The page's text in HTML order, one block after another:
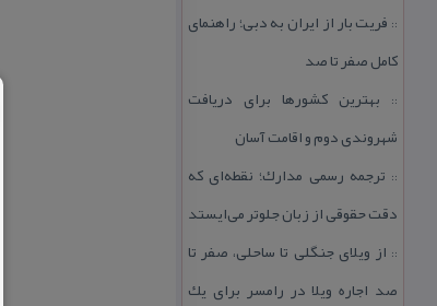
:: فریت بار از ایران به دبی؛ راهنمای
كامل صفر تا صد
:: بهترین كشورها برای دریافت
شهروندی دوم و اقامت آسان
:: ترجمه رسمی مدارك؛ نقطه‌ای كه
دقت حقوقی از زبان جلوتر می‌ایستد
:: از ویلای جنگلی تا ساحلی، صفر تا
صد اجاره ویلا در رامسر برای یك